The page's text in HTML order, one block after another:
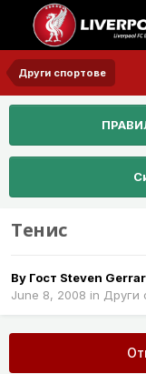
Други спортове
Tенис
By Гост Steven
June 8, 2008 in Други